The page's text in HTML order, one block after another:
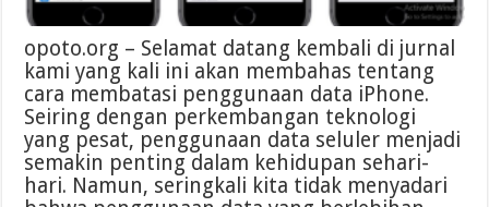
opoto.org – Selamat datang kembali di jurnal
kami yang kali ini akan membahas tentang
cara membatasi penggunaan data iPhone.
Seiring dengan perkembangan teknologi
yang pesat, penggunaan data seluler menjadi
semakin penting dalam kehidupan sehari-
hari. Namun, seringkali kita tidak menyadari